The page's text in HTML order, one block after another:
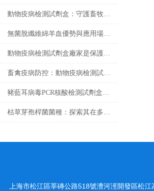
動物疫病檢測試劑盒：守護畜牧業健康
無菌脫纖維綿羊血優勢與應用場景匯總
動物疫病檢測試劑盒廠家是保護動物健康的重要環節
畜禽疫病防控：動物疫病檢測試劑盒的核心作用
豬藍耳病毒PCR核酸檢測試劑盒基礎科普
枯草芽孢桿菌菌種：探索其在多個領域中的實際應用
上海市松江區莘磚公路518號漕河涇開發區松